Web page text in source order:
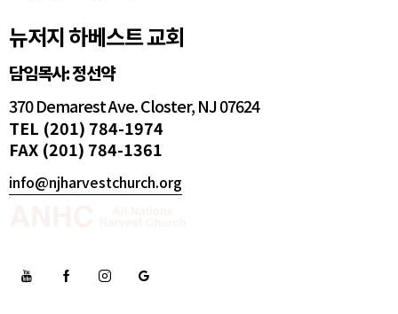
뉴저지 하베스트 교회
담임목사: 정선약
370 Demarest Ave. Closter, NJ 07624
TEL (201) 784-1974
FAX (201) 784-1361
info@njharvestchurch.org